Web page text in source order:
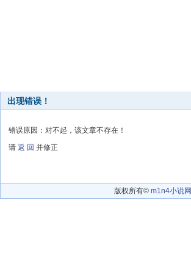
出现错误！
错误原因：对不起，该文章不存在！
请 返 回 并修正
版权所有© m1n4小说网